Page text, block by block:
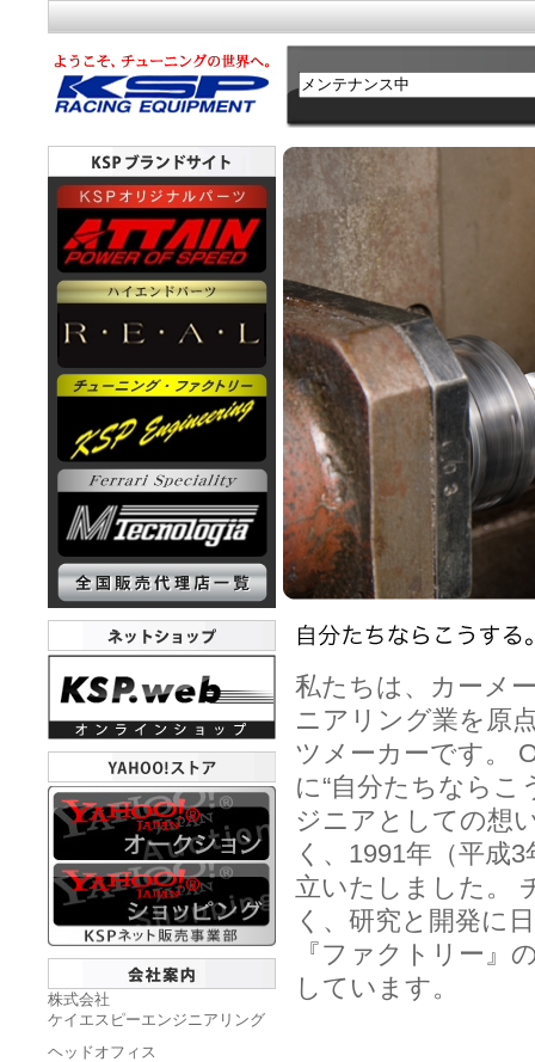
株式会社
ケイエスピーエンジニアリング
ヘッドオフィス
私たちは、カーメ
ニアリング業を原
ツメーカーです。
に“自分たちならこ
ジニアとしての想
く、1991年（平成
立いたしました。
く、研究と開発に
『ファクトリー』
しています。